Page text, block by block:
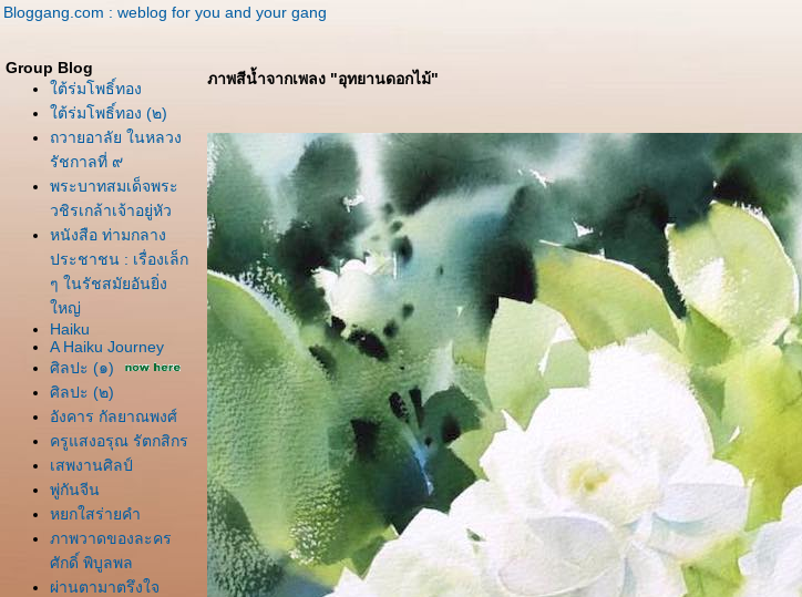
Bloggang.com : weblog for you and your gang
Group Blog
ต้ร่มโพธิ์ทอง
ต้ร่มโพธิ์ทอง (๒)
ถวายอาลัย ในหลวง
รัชกาลที่ ๙
พระบาทสมเด็จพระ
วชิรเกล้าเจ้าอยู่หัว
หนังสือ ท่ามกลาง
ประชาชน : เรื่องเล็ก
ๆ ในรัชสมัยอันยิ่ง
หญ่
Haiku
A Haiku Journey
ศิลปะ (๑)
ศิลปะ (๒)
อังคาร กัลยาณพงศ์
ครูแสงอรุณ รัตกสิกร
เสพงานศิลป์
พู่กันจีน
หยกใสร่ายคำ
ภาพวาดของละคร
ศักดิ์ พิบูลพล
ผ่านตามาตรึงใจ
ภาพสีน้ำจากเพลง "อุทยานดอกไม้"